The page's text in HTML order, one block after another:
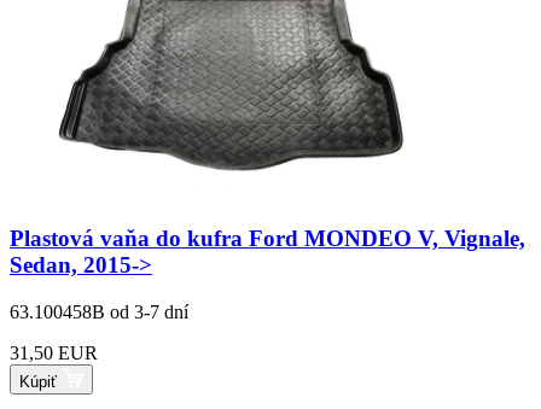
Plastová vaňa do kufra Ford MONDEO V, Vignale,
Sedan, 2015->
63.100458B od 3-7 dní
31,50 EUR
Kúpiť